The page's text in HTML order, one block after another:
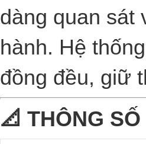
dàng quan sát
hành. Hệ
đồng đều, giữ
📐 THÔNG